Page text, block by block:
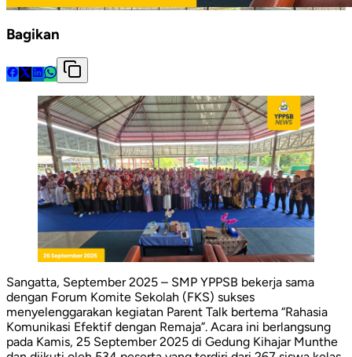
Bagikan
Sangatta, September 2025 – SMP YPPSB bekerja sama
dengan Forum Komite Sekolah (FKS) sukses
menyelenggarakan kegiatan Parent Talk bertema “Rahasia
Komunikasi Efektif dengan Remaja”. Acara ini berlangsung
pada Kamis, 25 September 2025 di Gedung Kihajar Munthe